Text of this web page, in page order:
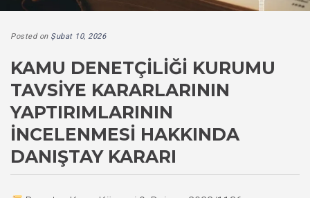
Posted on Şubat 10, 2026
KAMU DENETÇILIĞI KURUMU
TAVSIYE KARARLARININ
YAPTIRIMLARININ
İNCELENMESI HAKKINDA
DANIŞTAY KARARI